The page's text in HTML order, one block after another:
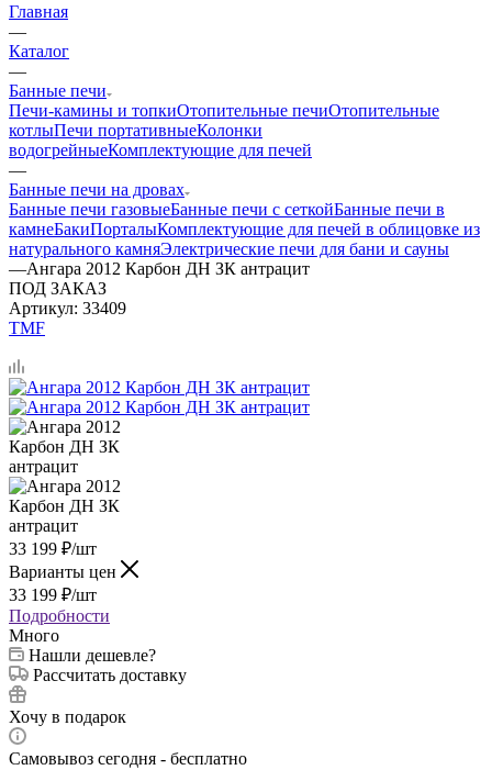
Главная
—
Каталог
—
Банные печи
Печи-камины и топкиОтопительные печиОтопительные
котлыПечи портативныеКолонки
водогрейныеКомплектующие для печей
—
Банные печи на дровах
Банные печи газовыеБанные печи с сеткойБанные печи в
камнеБакиПорталыКомплектующие для печей в облицовке из
натурального камняЭлектрические печи для бани и сауны
—Ангара 2012 Карбон ДН ЗК антрацит
ПОД ЗАКАЗ
Артикул: 33409
TMF
33 199 ₽/шт
Варианты цен
33 199 ₽/шт
Подробности
Много
Нашли дешевле?
Рассчитать доставку
Хочу в подарок
Самовывоз сегодня - бесплатно